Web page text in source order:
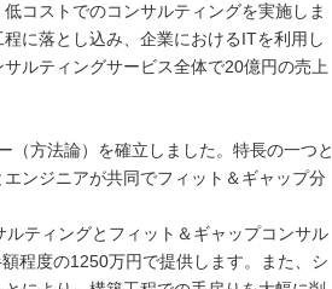
コストでのコンサルティングを実施しま
に落とし込み、企業におけるITを利用し
ルティングサービス全体で20億円の売上
（方法論）を確立しました。特長の一つと
ンジニアが共同でフィット＆ギャップ分
ティングとフィット＆ギャップコンサル
程度の1250万円で提供します。また、シ